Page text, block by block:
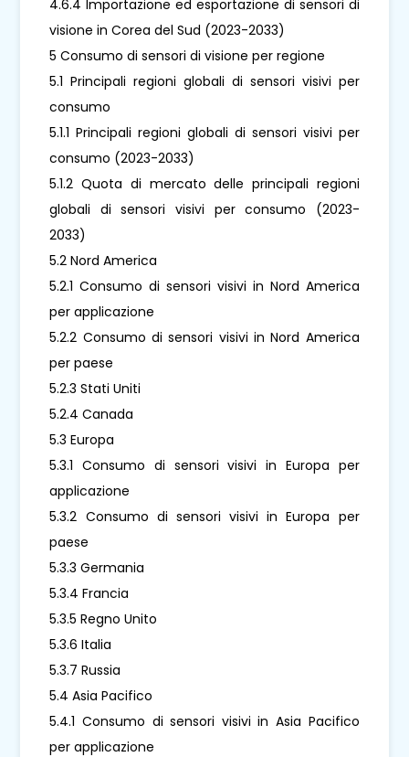
4.6.4 Importazione ed esportazione di sensori di
visione in Corea del Sud (2023-2033)
5 Consumo di sensori di visione per regione
5.1 Principali regioni globali di sensori visivi per
consumo
5.1.1 Principali regioni globali di sensori visivi per
consumo (2023-2033)
5.1.2 Quota di mercato delle principali regioni
globali di sensori visivi per consumo (2023-
2033)
5.2 Nord America
5.2.1 Consumo di sensori visivi in ​​Nord America
per applicazione
5.2.2 Consumo di sensori visivi in ​​Nord America
per paese
5.2.3 Stati Uniti
5.2.4 Canada
5.3 Europa
5.3.1 Consumo di sensori visivi in ​​Europa per
applicazione
5.3.2 Consumo di sensori visivi in ​​Europa per
paese
5.3.3 Germania
5.3.4 Francia
5.3.5 Regno Unito
5.3.6 Italia
5.3.7 Russia
5.4 Asia Pacifico
5.4.1 Consumo di sensori visivi in ​​Asia Pacifico
per applicazione